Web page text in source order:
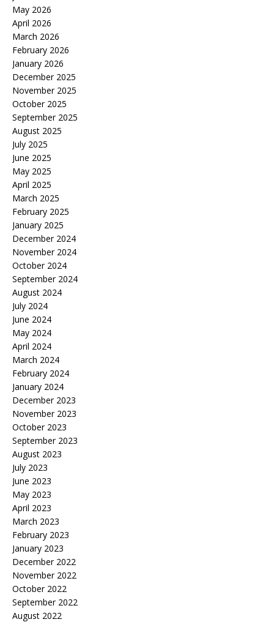
May 2026
April 2026
March 2026
February 2026
January 2026
December 2025
November 2025
October 2025
September 2025
August 2025
July 2025
June 2025
May 2025
April 2025
March 2025
February 2025
January 2025
December 2024
November 2024
October 2024
September 2024
August 2024
July 2024
June 2024
May 2024
April 2024
March 2024
February 2024
January 2024
December 2023
November 2023
October 2023
September 2023
August 2023
July 2023
June 2023
May 2023
April 2023
March 2023
February 2023
January 2023
December 2022
November 2022
October 2022
September 2022
August 2022